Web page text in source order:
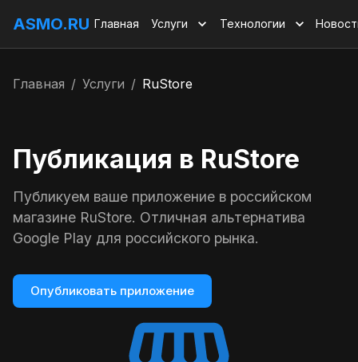
ASMO.RU Главная Услуги Технологии
Главная / Услуги / RuStore
Публикация в RuStore
Публикуем ваше приложение в российском
магазине RuStore. Отличная альтернатива
Google Play для российского рынка.
Опубликовать приложение